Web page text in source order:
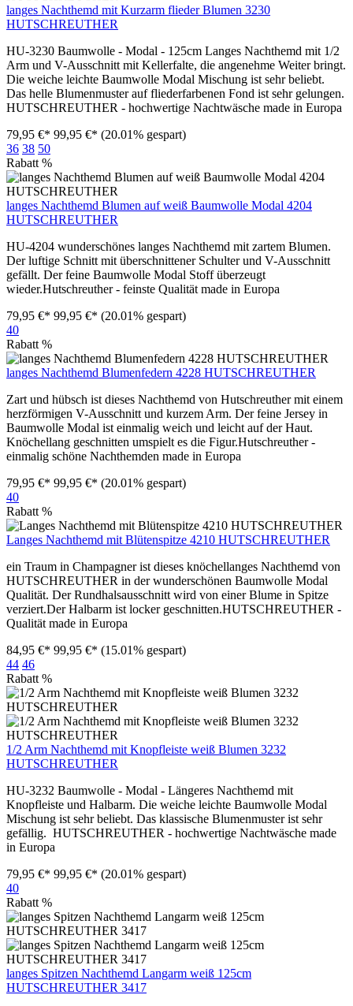
langes Nachthemd mit Kurzarm flieder Blumen 3230
HUTSCHREUTHER
HU-3230 Baumwolle - Modal - 125cm Langes Nachthemd mit 1/2
Arm und V-Ausschnitt mit Kellerfalte, die angenehme Weiter bringt.
Die weiche leichte Baumwolle Modal Mischung ist sehr beliebt.
Das helle Blumenmuster auf fliederfarbenen Fond ist sehr gelungen.
HUTSCHREUTHER - hochwertige Nachtwäsche made in Europa
79,95 €* 99,95 €* (20.01% gespart)
36 38 50
Rabatt %
langes Nachthemd Blumen auf weiß Baumwolle Modal 4204
HUTSCHREUTHER
HU-4204 wunderschönes langes Nachthemd mit zartem Blumen.
Der luftige Schnitt mit überschnittener Schulter und V-Ausschnitt
gefällt. Der feine Baumwolle Modal Stoff überzeugt
wieder.Hutschreuther - feinste Qualität made in Europa
79,95 €* 99,95 €* (20.01% gespart)
40
Rabatt %
langes Nachthemd Blumenfedern 4228 HUTSCHREUTHER
Zart und hübsch ist dieses Nachthemd von Hutschreuther mit einem
herzförmigen V-Ausschnitt und kurzem Arm. Der feine Jersey in
Baumwolle Modal ist einmalig weich und leicht auf der Haut.
Knöchellang geschnitten umspielt es die Figur.Hutschreuther -
einmalig schöne Nachthemden made in Europa
79,95 €* 99,95 €* (20.01% gespart)
40
Rabatt %
Langes Nachthemd mit Blütenspitze 4210 HUTSCHREUTHER
ein Traum in Champagner ist dieses knöchellanges Nachthemd von
HUTSCHREUTHER in der wunderschönen Baumwolle Modal
Qualität. Der Rundhalsausschnitt wird von einer Blume in Spitze
verziert.Der Halbarm ist locker geschnitten.HUTSCHREUTHER -
Qualität made in Europa
84,95 €* 99,95 €* (15.01% gespart)
44 46
Rabatt %
1/2 Arm Nachthemd mit Knopfleiste weiß Blumen 3232
HUTSCHREUTHER
HU-3232 Baumwolle - Modal - Längeres Nachthemd mit
Knopfleiste und Halbarm. Die weiche leichte Baumwolle Modal
Mischung ist sehr beliebt. Das klassische Blumenmuster ist sehr
gefällig. HUTSCHREUTHER - hochwertige Nachtwäsche made
in Europa
79,95 €* 99,95 €* (20.01% gespart)
40
Rabatt %
langes Spitzen Nachthemd Langarm weiß 125cm
HUTSCHREUTHER 3417